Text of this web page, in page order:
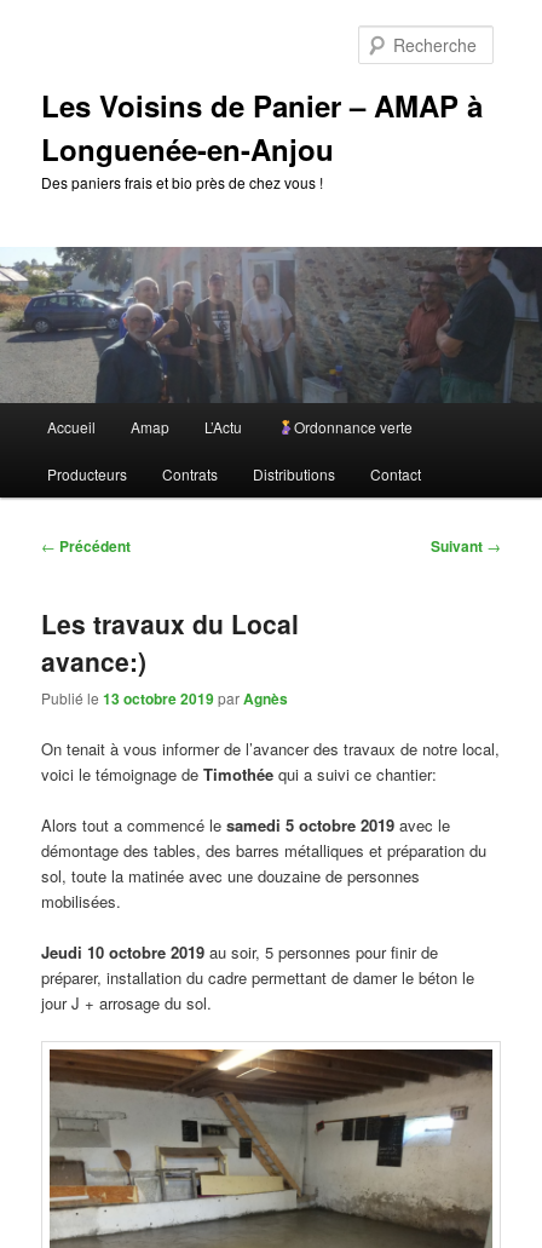
Les Voisins de Panier – AMAP à
Longuenée-en-Anjou
Des paniers frais et bio près de chez vous !
principal
Accueil Amap L’Actu Ordonnance verte
Producteurs Contrats Distributions Contact
Navigation
← Précédent Suivant →
Les travaux du Local
avance:)
Publié le13 octobre 2019parAgnès
On tenait à vous informer de l’avancer des travaux de notre local,
voici le témoignage deTimothée qui a suivi ce chantier:
Alors tout a commencé lesamedi 5 octobre 2019 avec le
démontage des tables, des barres métalliques et préparation du
sol, toute la matinée avec une douzaine de personnes
mobilisées.
Jeudi 10 octobre 2019 au soir, 5 personnes pour finir de
préparer, installation du cadre permettant de damer le béton le
jour J + arrosage du sol.